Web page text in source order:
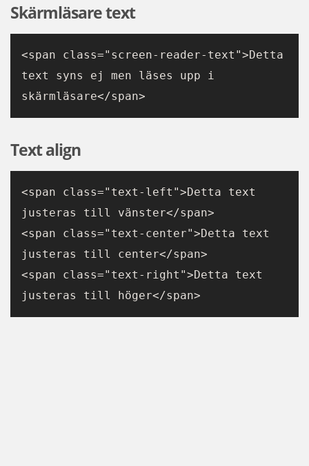
Skärmläsare text
<span class="screen-reader-text">Detta
text syns ej men läses upp i
skärmläsare</span>
Text align
<span class="text-left">Detta text
justeras till vänster</span>
<span class="text-center">Detta text
justeras till center</span>
<span class="text-right">Detta text
justeras till höger</span>